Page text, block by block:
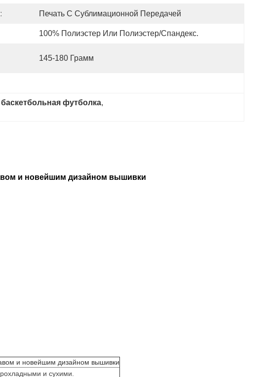
Печать С Сублимационной Передачей
100% Полиэстер Или Полиэстер/спандекс.
145-180 Грамм
футболка,
и новейшим дизайном вышивки
и новейшим дизайном вышивки
и сухими.